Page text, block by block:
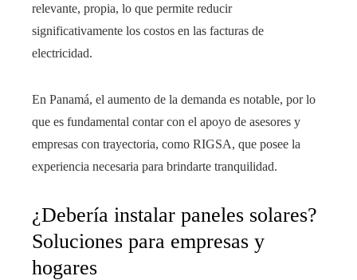
relevante, propia, lo que permite reducir
significativamente los costos en las facturas de
electricidad.
En Panamá, el aumento de la demanda es notable, por lo
que es fundamental contar con el apoyo de asesores y
empresas con trayectoria, como RIGSA, que posee la
experiencia necesaria para brindarte tranquilidad.
¿Debería instalar paneles solares?
Soluciones para empresas y
hogares